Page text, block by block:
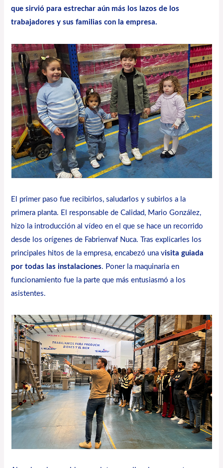
que sirvió para estrechar aún más los lazos de los
trabajadores y sus familias con la empresa.
El primer paso fue recibirlos, saludarlos y subirlos a la
primera planta. El responsable de Calidad, Mario González,
hizo la introducción al vídeo en el que se hace un recorrido
desde los orígenes de Fabrienvaf Nuca. Tras explicarles los
principales hitos de la empresa, encabezó una visita guiada
por todas las instalaciones. Poner la maquinaria en
funcionamiento fue la parte que más entusiasmó a los
asistentes.